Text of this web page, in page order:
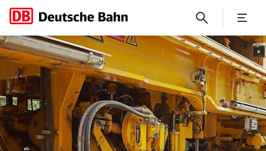
DB InfraGO treibt die